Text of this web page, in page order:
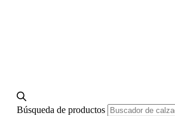
Búsqueda de productos